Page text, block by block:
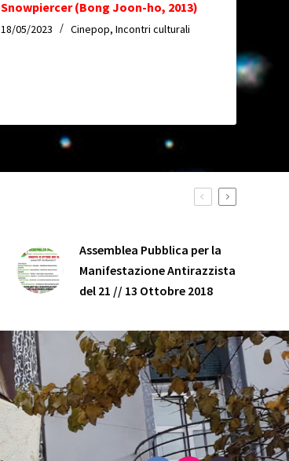
Snowpiercer (Bong Joon-ho, 2013)
18/05/2023 Cinepop, Incontri culturali
Assemblea Pubblica per la
Manifestazione Antirazzista
del 21 // 13 Ottobre 2018